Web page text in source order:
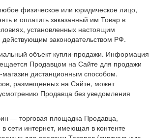
физическое или юридическое лицо,
и оплатить заказанный им Товар в
установленных настоящим
законодательством РФ.
объект купли-продажи. Информация
Продавцом на Сайте для продажи
магазин дистанционным способом.
размещенных на Сайте, может
Продавца без уведомления
— торговая площадка Продавца,
сети интернет, имеющая в контенте